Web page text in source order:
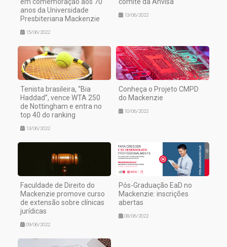
anos da Universidade
Presbiteriana Mackenzie
15/06/2022
13/06/2022
Tenista brasileira, “Bia
Haddad”, vence WTA 250
de Nottingham e entra no
top 40 do ranking
13/06/2022
Conheça o Projeto CMPD
do Mackenzie
10/06/2022
Faculdade de Direito do
Mackenzie promove curso
de extensão sobre clínicas
jurídicas
09/06/2022
Pós-Graduação EaD no
Mackenzie: inscrições
abertas
08/06/2022